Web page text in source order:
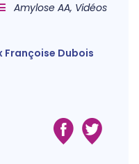
Amylose AA, Vidéos
Françoise Dubois